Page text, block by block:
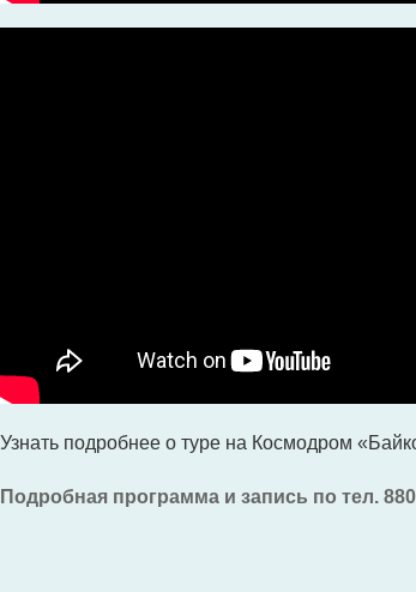
Узнать подробнее о туре на Космодром
Подробная программа и запись по тел.